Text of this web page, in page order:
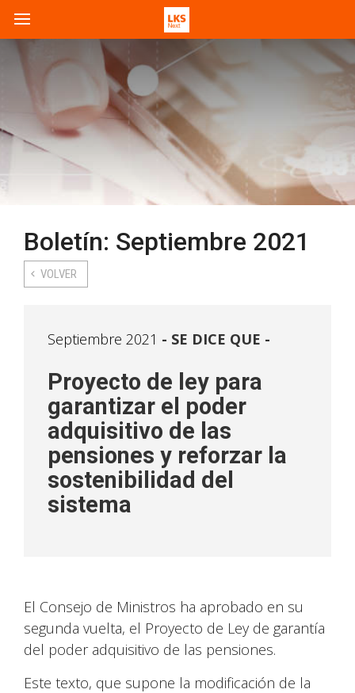
Boletín: Septiembre 2021
VOLVER
Septiembre 2021 SE DICE QUE -
Proyecto de ley para
garantizar el poder
adquisitivo de las
pensiones y reforzar la
sostenibilidad del
sistema
El Consejo de Ministros ha aprobado en su
segunda vuelta, el Proyecto de Ley de garantía
del poder adquisitivo de las pensiones.
Este texto, que supone la modificación de la